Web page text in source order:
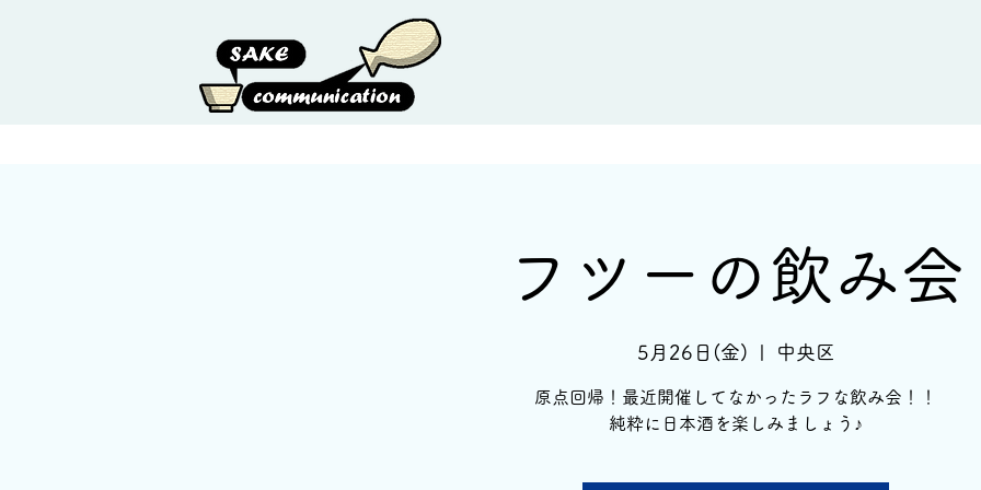
フツーの飲み会
5月26日(金) 中央区
原点回帰！最近開催してなかったラフな飲み会！！
純粋に日本酒を楽しみましょう♪